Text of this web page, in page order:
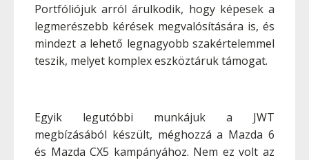
Portfóliójuk arról árulkodik, hogy képesek a
legmerészebb kérések megvalósítására is, és
mindezt a lehető legnagyobb szakértelemmel
teszik, melyet komplex eszköztáruk támogat.
Egyik legutóbbi munkájuk a JWT
megbízásából készült, méghozzá a Mazda 6
és Mazda CX5 kampányához. Nem ez volt az